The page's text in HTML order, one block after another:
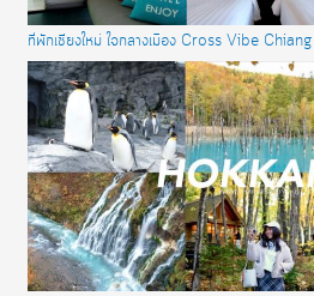
ที่พักเชียงใหม่ ใจกลางเมือง Cross Vibe